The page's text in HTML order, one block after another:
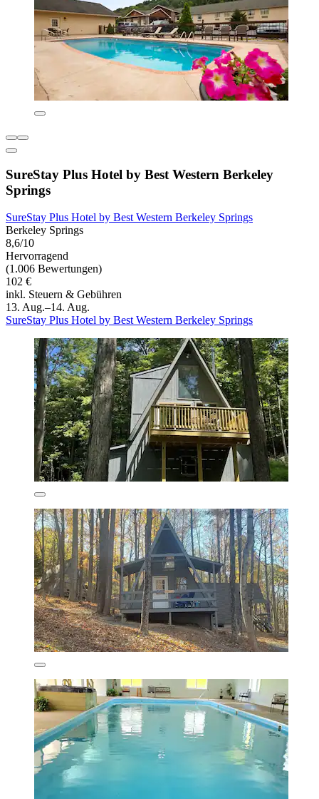
SureStay Plus Hotel by Best Western Berkeley
Springs
SureStay Plus Hotel by Best Western Berkeley Springs
Berkeley Springs
8,6/10
Hervorragend
(1.006 Bewertungen)
102 €
inkl. Steuern & Gebühren
13. Aug.–14. Aug.
SureStay Plus Hotel by Best Western Berkeley Springs